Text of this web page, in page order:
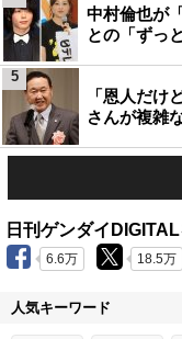
中村倫也が
との「ずっ
「恩人だけ
さんが複雑
5
日刊ゲンダイDIGITAL
6.6万 18.5万
人気キーワード